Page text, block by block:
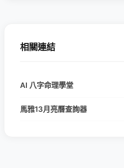
相關連結
AI 八字命理學堂
馬雅13月亮曆查詢器